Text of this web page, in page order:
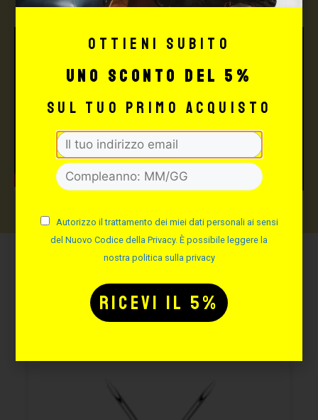
Potrebbe interessarti
anche:
Ottieni subito
uno sconto del 5%
sul tuo primo acquisto
Autorizzo il trattamento dei miei dati personali ai sensi
del Nuovo Codice della Privacy. È possibile leggere la
nostra politica sulla privacy